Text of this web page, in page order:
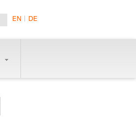
DE
|
EN